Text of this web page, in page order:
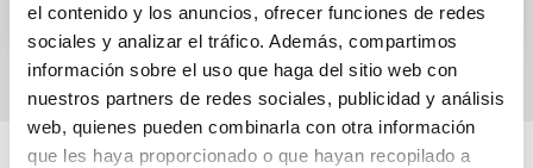
el contenido y los anuncios, ofrecer funciones de redes
sociales y analizar el tráfico. Además, compartimos
información sobre el uso que haga del sitio web con
nuestros partners de redes sociales, publicidad y análisis
web, quienes pueden combinarla con otra información
que les haya proporcionado o que hayan recopilado a